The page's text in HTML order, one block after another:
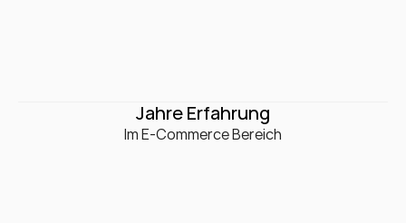
0+
Jahre Erfahrung
Im E-Commerce Bereich